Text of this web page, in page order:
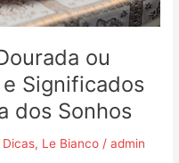
ou
Significados
dos Sonhos
Dicas, Le Bianco /admin